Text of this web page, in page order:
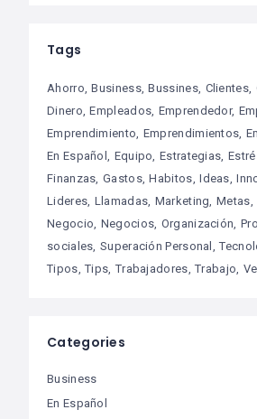
Tags
Ahorro Business Bussines Clientes
Dinero Empleados Emprendedor
Emprendimiento Emprendimientos
En Español Equipo Estrategias
Finanzas Gastos Habitos Ideas
Lideres Llamadas Marketing Metas
Negocio Negocios Organización
sociales Superación Personal
Tipos Tips Trabajadores Trabajo
Categories
Business
En Español